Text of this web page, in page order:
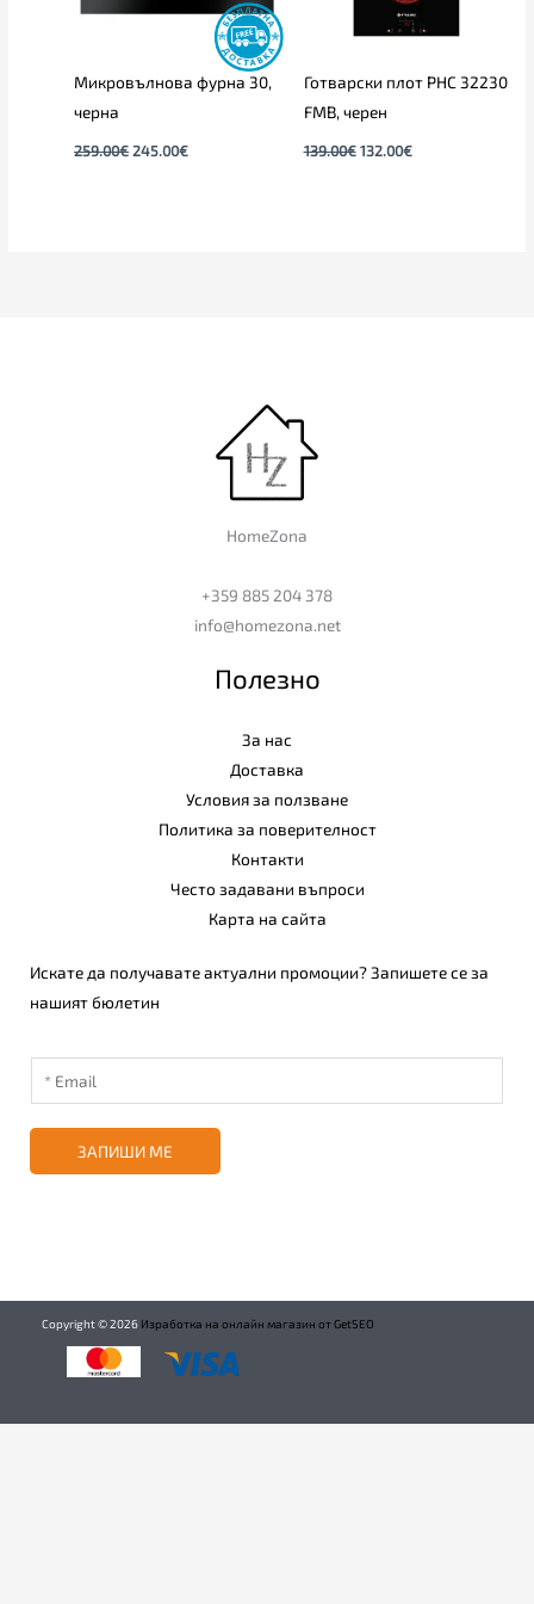
Микровълнова фурна 30,
черна
259.00€ 245.00€
Готварски плот PHC 32230
FMB, черен
139.00€ 132.00€
HomeZona
+359 885 204 378
info@homezona.net
Полезно
За нас
Доставка
Условия за ползване
Политика за поверителност
Контакти
Често задавани въпроси
Карта на сайта
Искате да получавате актуални промоции? Запишете се за
нашият бюлетин
ЗАПИШИ МЕ
Copyright ©2026 Изработка на онлайн магазин от GetSEO